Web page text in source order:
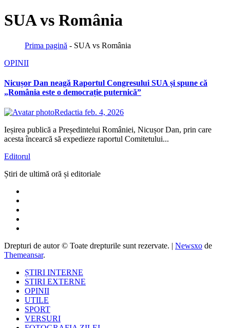
SUA vs România
Prima pagină - SUA vs România
OPINII
Nicușor Dan neagă Raportul Congresului SUA și spune că
„România este o democrație puternică”
Redactia feb. 4, 2026
Ieșirea publică a Președintelui României, Nicușor Dan, prin care
acesta încearcă să expedieze raportul Comitetului...
Editorul
Știri de ultimă oră și editoriale
Drepturi de autor © Toate drepturile sunt rezervate. | Newsxo de
Themeansar.
ȘTIRI INTERNE
STIRI EXTERNE
OPINII
UTILE
SPORT
VERSURI